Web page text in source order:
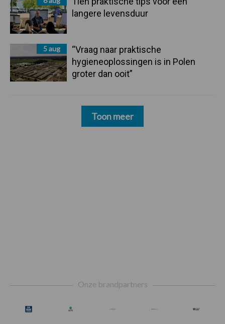
langere levensduur
5 aug
“Vraag naar praktische
hygieneoplossingen is in Polen
groter dan ooit”
Toon meer
Onze brandpartners